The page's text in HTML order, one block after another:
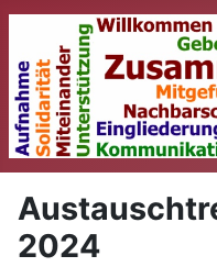
2024